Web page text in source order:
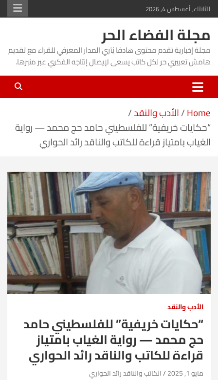
Skip
to
content
الثلاثاء, أغسطس 4, 2026
مجلة الفضاء الحر
مجلة إخبارية تقدم محتوى هادفا يُثري المدار المعرفي للقراء مع تقديم
هامش تعبيري حر لكل كاتب يسعى لإيصال إنتاجه الفكري عبر منبرها.
Home الأدب والنقد
“حكايات خريفية” للفلسطيني حامد حج محمد — رواية
الغياب بامتياز قراءة للكاتب والناقد رائد الحواري
الأدب والنقد
“حكايات خريفية” للفلسطيني حامد
حج محمد — رواية الغياب بامتياز
قراءة للكاتب والناقد رائد الحواري
مايو 1, 2025 الكاتب والناقد رائد الحواري